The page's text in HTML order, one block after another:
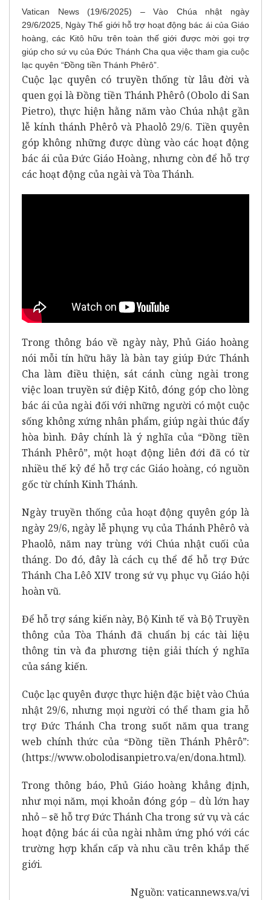
Vatican News (19/6/2025) – Vào Chúa nhật ngày
29/6/2025, Ngày Thế giới hỗ trợ hoạt động bác ái của Giáo
hoàng, các Kitô hữu trên toàn thế giới được mời gọi trợ
giúp cho sứ vụ của Đức Thánh Cha qua việc tham gia cuộc
lạc quyên “Đồng tiền Thánh Phêrô”.
Cuộc lạc quyên có truyền thống từ lâu đời và
quen gọi là Đồng tiền Thánh Phêrô (Obolo di San
Pietro), thực hiện hằng năm vào Chúa nhật gần
lễ kính thánh Phêrô và Phaolô 29/6. Tiền quyên
góp không những được dùng vào các hoạt động
bác ái của Đức Giáo Hoàng, nhưng còn để hỗ trợ
các hoạt động của ngài và Tòa Thánh.
Trong thông báo về ngày này, Phủ Giáo hoàng
nói mỗi tín hữu hãy là bàn tay giúp Đức Thánh
Cha làm điều thiện, sát cánh cùng ngài trong
việc loan truyền sứ điệp Kitô, đóng góp cho lòng
bác ái của ngài đối với những người có một cuộc
sống không xứng nhân phẩm, giúp ngài thúc đẩy
hòa bình. Đây chính là ý nghĩa của “Đồng tiền
Thánh Phêrô”, một hoạt động liên đới đã có từ
nhiều thế kỷ để hỗ trợ các Giáo hoàng, có nguồn
gốc từ chính Kinh Thánh.
Ngày truyền thống của hoạt động quyên góp là
ngày 29/6, ngày lễ phụng vụ của Thánh Phêrô và
Phaolô, năm nay trùng với Chúa nhật cuối của
tháng. Do đó, đây là cách cụ thể để hỗ trợ Đức
Thánh Cha Lêô XIV trong sứ vụ phục vụ Giáo hội
hoàn vũ.
Để hỗ trợ sáng kiến này, Bộ Kinh tế và Bộ Truyền
thông của Tòa Thánh đã chuẩn bị các tài liệu
thông tin và đa phương tiện giải thích ý nghĩa
của sáng kiến.
Cuộc lạc quyên được thực hiện đặc biệt vào Chúa
nhật 29/6, nhưng mọi người có thể tham gia hỗ
trợ Đức Thánh Cha trong suốt năm qua trang
web chính thức của “Đồng tiền Thánh Phêrô”:
(https://www.obolodisanpietro.va/en/dona.html).
Trong thông báo, Phủ Giáo hoàng khẳng định,
như mọi năm, mọi khoản đóng góp – dù lớn hay
nhỏ – sẽ hỗ trợ Đức Thánh Cha trong sứ vụ và các
hoạt động bác ái của ngài nhằm ứng phó với các
trường hợp khẩn cấp và nhu cầu trên khắp thế
giới.
Nguồn: vaticannews.va/vi